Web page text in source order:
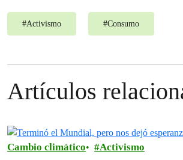
#Activismo #Consumo
Artículos
Cambio climático Activismo